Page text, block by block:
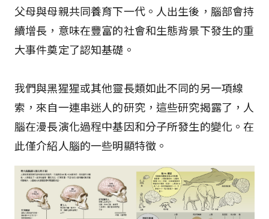
父母與母親共同養育下一代。人出生後，腦部會持
續增長，意味在豐富的社會和生態背景下發生的重
大事件奠定了認知基礎。
我們與黑猩猩或其他靈長類如此不同的另一項線
索，來自一連串迷人的研究，這些研究揭露了，人
腦在漫長演化過程中基因和分子所發生的變化。在
此僅介紹人腦的一些明顯特徵。